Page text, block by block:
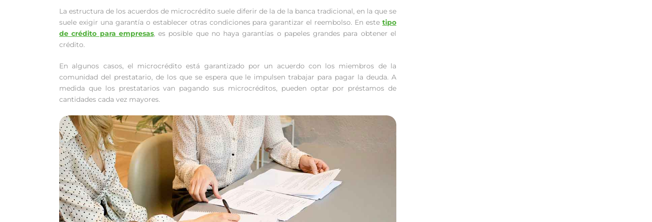
La estructura de los acuerdos de microcrédito suele diferir de la de la banca tradicional, en la que se
suele exigir una garantía o establecer otras condiciones para garantizar el reembolso. En este tipo
de crédito para empresas, es posible que no haya garantías o papeles grandes para obtener el
crédito.
En algunos casos, el microcrédito está garantizado por un acuerdo con los miembros de la
comunidad del prestatario, de los que se espera que le impulsen trabajar para pagar la deuda. A
medida que los prestatarios van pagando sus microcréditos, pueden optar por préstamos de
cantidades cada vez mayores.